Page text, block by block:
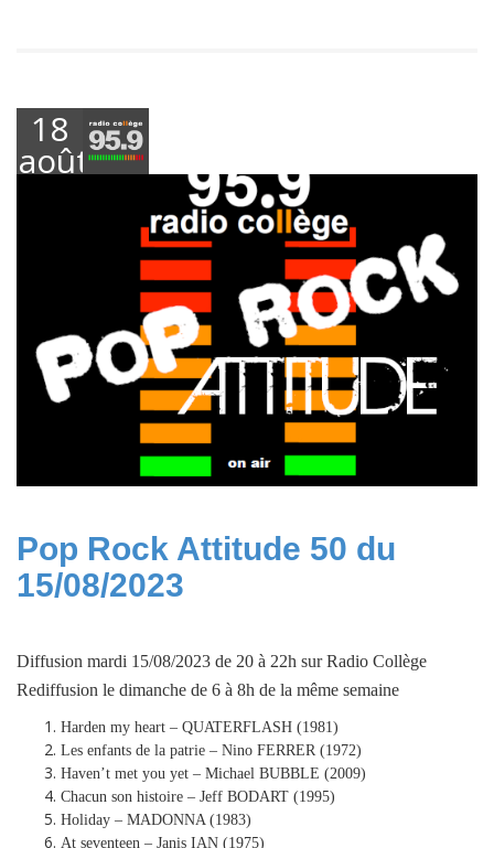
18
août
Pop Rock Attitude 50 du
15/08/2023
Diffusion mardi 15/08/2023 de 20 à 22h sur Radio Collège
Rediffusion le dimanche de 6 à 8h de la même semaine
Harden my heart – QUATERFLASH (1981)
Les enfants de la patrie – Nino FERRER (1972)
Haven’t met you yet – Michael BUBBLE (2009)
Chacun son histoire – Jeff BODART (1995)
Holiday – MADONNA (1983)
At seventeen – Janis IAN (1975)